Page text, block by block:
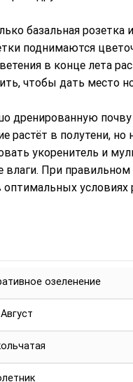
базальная розетка
поднимаются
в конце лета
чтобы дать место
дренированную
растёт в полутени,
укоренитель и
влаги. При
условиях
озеленение